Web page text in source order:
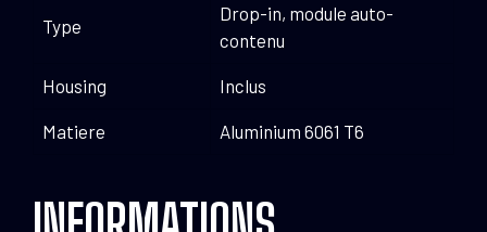
Type
Drop-in, module auto-
contenu
Housing Inclus
Matiere Aluminium 6061 T6